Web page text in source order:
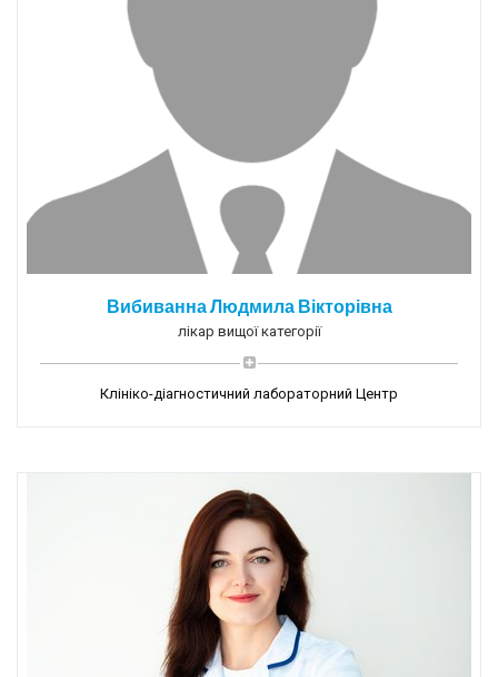
Вибиванна Людмила Вікторівна
лікар вищої категорії
Клініко-діагностичний лабораторний Центр